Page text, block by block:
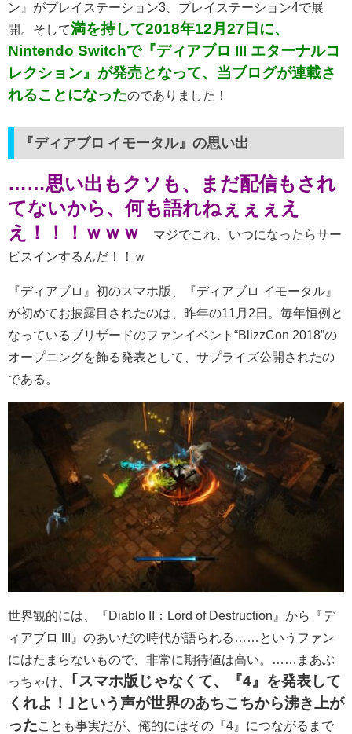
ン』がプレイステーション3、プレイステーション4で展
開。そして満を持して2018年12月27日に、
Nintendo Switchで『ディアブロ III エターナルコ
レクション』が発売となって、当ブログが連載さ
れることになったのでありました！
『ディアブロ イモータル』の思い出
……思い出もクソも、まだ配信もされ
てないから、何も語れねぇぇぇえ
え！！！ｗｗｗ
マジでこれ、いつになったらサー
ビスインするんだ！！ｗ
『ディアブロ』初のスマホ版、『ディアブロ イモータル』
が初めてお披露目されたのは、昨年の11月2日。毎年恒例と
なっているブリザードのファンイベント“BlizzCon 2018”の
オープニングを飾る発表として、サプライズ公開されたの
である。
世界観的には、『Diablo II：Lord of Destruction』から『デ
ィアブロ III』のあいだの時代が語られる……というファン
にはたまらないもので、非常に期待値は高い。……まあぶ
っちゃけ、
｢スマホ版じゃなくて、『4』を発表して
くれよ！｣という声が世界のあちこちから沸き上が
った ことも事実だが、俺的にはその『4』につながるまで